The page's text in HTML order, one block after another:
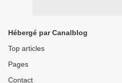
Hébergé par Canalblog
Top articles
Pages
Contact